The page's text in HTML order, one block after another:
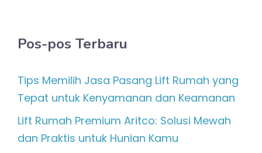
Pos-pos Terbaru
Tips Memilih Jasa Pasang Lift Rumah yang
Tepat untuk Kenyamanan dan Keamanan
Lift Rumah Premium Aritco: Solusi Mewah
dan Praktis untuk Hunian Kamu